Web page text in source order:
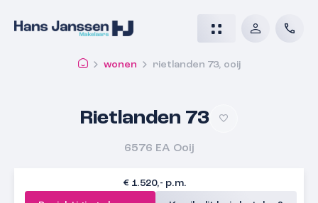
wonen rietlanden 73, ooij
Rietlanden 73
6576 EA Ooij
€ 1.520,- p.m.